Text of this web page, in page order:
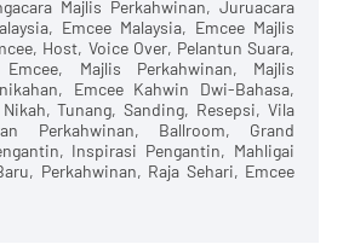
Majlis Perkahwinan, Juruacara
Emcee Malaysia, Emcee Majlis
Host, Voice Over, Pelantun Suara,
Majlis Perkahwinan, Majlis
Emcee Kahwin Dwi-Bahasa,
Tunang, Sanding, Resepsi, Vila
Perkahwinan, Ballroom, Grand
Inspirasi Pengantin, Mahligai
Perkahwinan, Raja Sehari, Emcee